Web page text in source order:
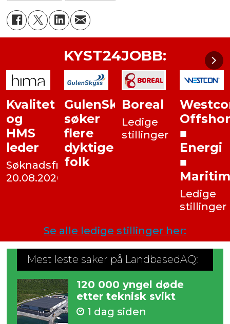
KYST24JOBB:
GulenSkyss
søker
flere
dyktige
folk
Boreal
Ledige
stillinger
Westcon:
Offshore
■
Send
åpen
søknad
Se alle ledige stillinger her:
Mest leste saker på LandbasedAQ:
120 000 yngel døde
etter teknisk svikt
1 dag siden